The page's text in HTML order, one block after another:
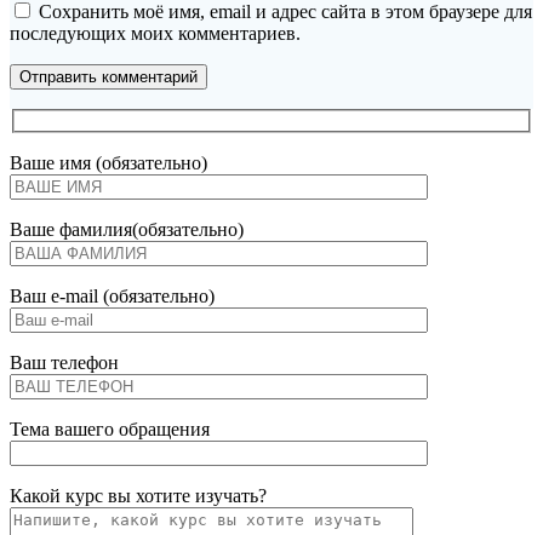
Сохранить моё имя, email и адрес сайта в этом браузере для
последующих моих комментариев.
Ваше имя (обязательно)
Ваше фамилия(обязательно)
Ваш e-mail (обязательно)
Ваш телефон
Тема вашего обращения
Какой курс вы хотите изучать?